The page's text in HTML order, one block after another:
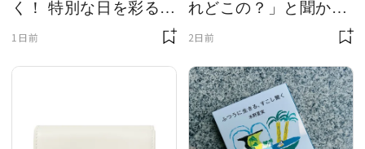
く！ 特別な日を彩る華
やぎアイテム8選
1日前
れどこの？」と聞かれ
る、Josephine Studioの
2日前